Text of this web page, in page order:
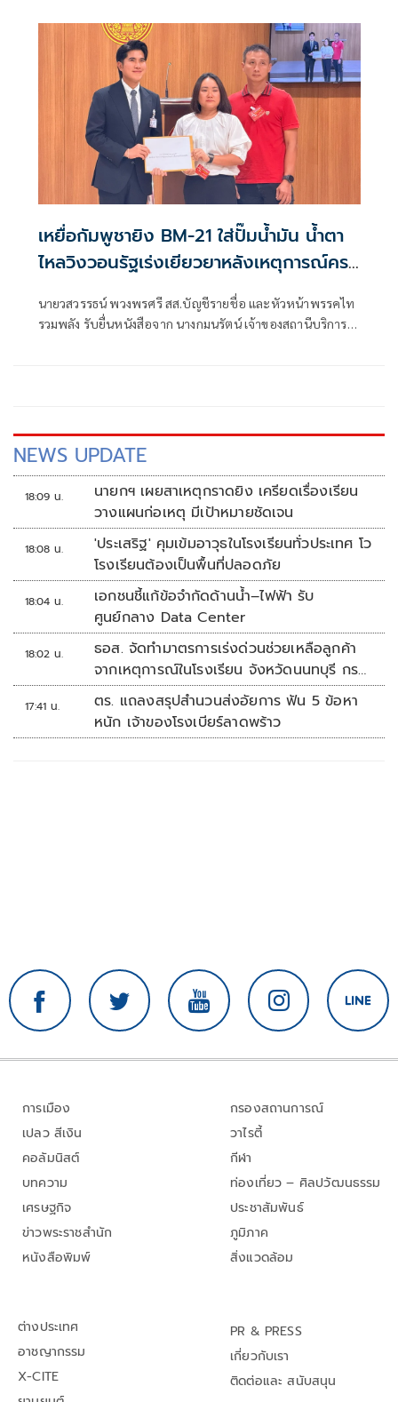
12.5% ตนเร่งให้หน่วยงานที่เกี่ยวของไปดำเนินการแก้ไข ซึ่งมี
เรื่องที่เกี่ยวกับแรงงานภาคบังคับอะไรสักอย่างหนึ่ง ตนยังต้อง
ไปลงในรายละเอียดว่าทำไมไม่มีการดำเนินการด้านนี้ให้เ
เหยื่อกัมพูชายิง BM-21 ใส่ปั๊มน้ำมัน น้ำตา
ไหลวิงวอนรัฐเร่งเยียวยาหลังเหตุการณ์ครบ
นายวสวรรธน์ พวงพรศรี สส.บัญชีรายชื่อ และหัวหน้าพรรคไท
รวมพลัง รับยื่นหนังสือจาก นางกมนรัตน์ เจ้าของสถานีบริการ
NEWS UPDATE
18:09 น.
นายกฯ เผยสาเหตุกราดยิง เครียดเรื่องเรียน
วางแผนก่อเหตุ มีเป้าหมายชัดเจน
18:08 น.
'ประเสริฐ' คุมเข้มอาวุธในโรงเรียนทั่วประเทศ โว
โรงเรียนต้องเป็นพื้นที่ปลอดภัย
18:04 น.
เอกชนชี้แก้ข้อจำกัดด้านน้ำ–ไฟฟ้า รับ
ศูนย์กลาง Data Center
18:02 น.
ธอส. จัดทำมาตรการเร่งด่วนช่วยเหลือลูกค้า
จากเหตุการณ์ในโรงเรียน จังหวัดนนทบุรี กรณี
เสียชีวิตหรือทุพพลภาพลดดอกเบี้ยเหลือ
0.01% ต่อปี ตลอดอายุสัญญา
17:41 น.
ตร. แถลงสรุปสำนวนส่งอัยการ ฟัน 5 ข้อหา
หนัก เจ้าของโรงเบียร์ลาดพร้าว
การเมือง
เปลว สีเงิน
คอลัมนิสต์
บทความ
เศรษฐกิจ
ข่าวพระราชสำนัก
หนังสือพิมพ์
กรองสถานการณ์
วาไรตี้
กีฬา
ท่องเที่ยว – ศิลปวัฒนธรรม
ประชาสัมพันธ์
ภูมิภาค
สิ่งแวดล้อม
ต่างประเทศ
อาชญากรรม
X-CITE
PR & PRESS
เกี่ยวกับเรา
ติดต่อและ สนับสนุน